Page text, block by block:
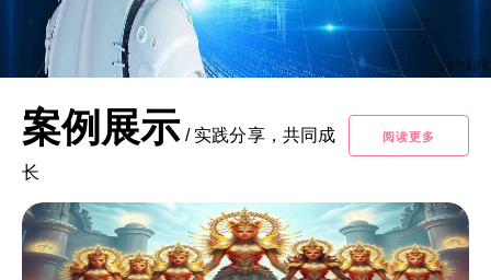
案例展示 / 实践分享，共同成
长
阅读更多